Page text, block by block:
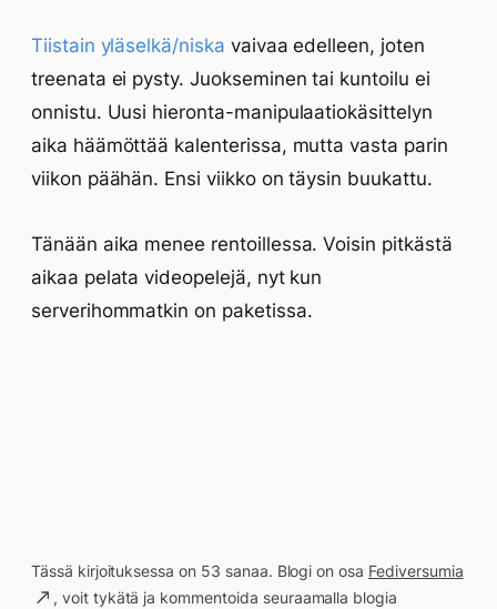
Tiistain yläselkä/niska vaivaa edelleen, joten
treenata ei pysty. Juokseminen tai kuntoilu ei
onnistu. Uusi hieronta-manipulaatiokäsittelyn
aika häämöttää kalenterissa, mutta vasta parin
viikon päähän. Ensi viikko on täysin buukattu.
Tänään aika menee rentoillessa. Voisin pitkästä
aikaa pelata videopelejä, nyt kun
serverihommatkin on paketissa.
Tässä kirjoituksessa on 53 sanaa. Blogi on osa Fediversumia
, voit tykätä ja kommentoida seuraamalla blogia